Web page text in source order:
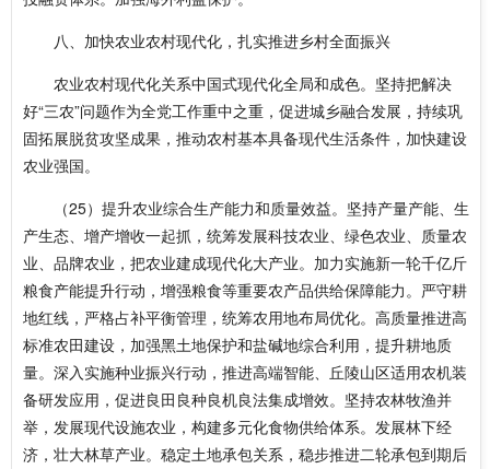
八、加快农业农村现代化，扎实推进乡村全面振兴
农业农村现代化关系中国式现代化全局和成色。坚持把解决
好“三农”问题作为全党工作重中之重，促进城乡融合发展，持续巩
固拓展脱贫攻坚成果，推动农村基本具备现代生活条件，加快建设
农业强国。
（25）提升农业综合生产能力和质量效益。坚持产量产能、生
产生态、增产增收一起抓，统筹发展科技农业、绿色农业、质量农
业、品牌农业，把农业建成现代化大产业。加力实施新一轮千亿斤
粮食产能提升行动，增强粮食等重要农产品供给保障能力。严守耕
地红线，严格占补平衡管理，统筹农用地布局优化。高质量推进高
标准农田建设，加强黑土地保护和盐碱地综合利用，提升耕地质
量。深入实施种业振兴行动，推进高端智能、丘陵山区适用农机装
备研发应用，促进良田良种良机良法集成增效。坚持农林牧渔并
举，发展现代设施农业，构建多元化食物供给体系。发展林下经
济，壮大林草产业。稳定土地承包关系，稳步推进二轮承包到期后